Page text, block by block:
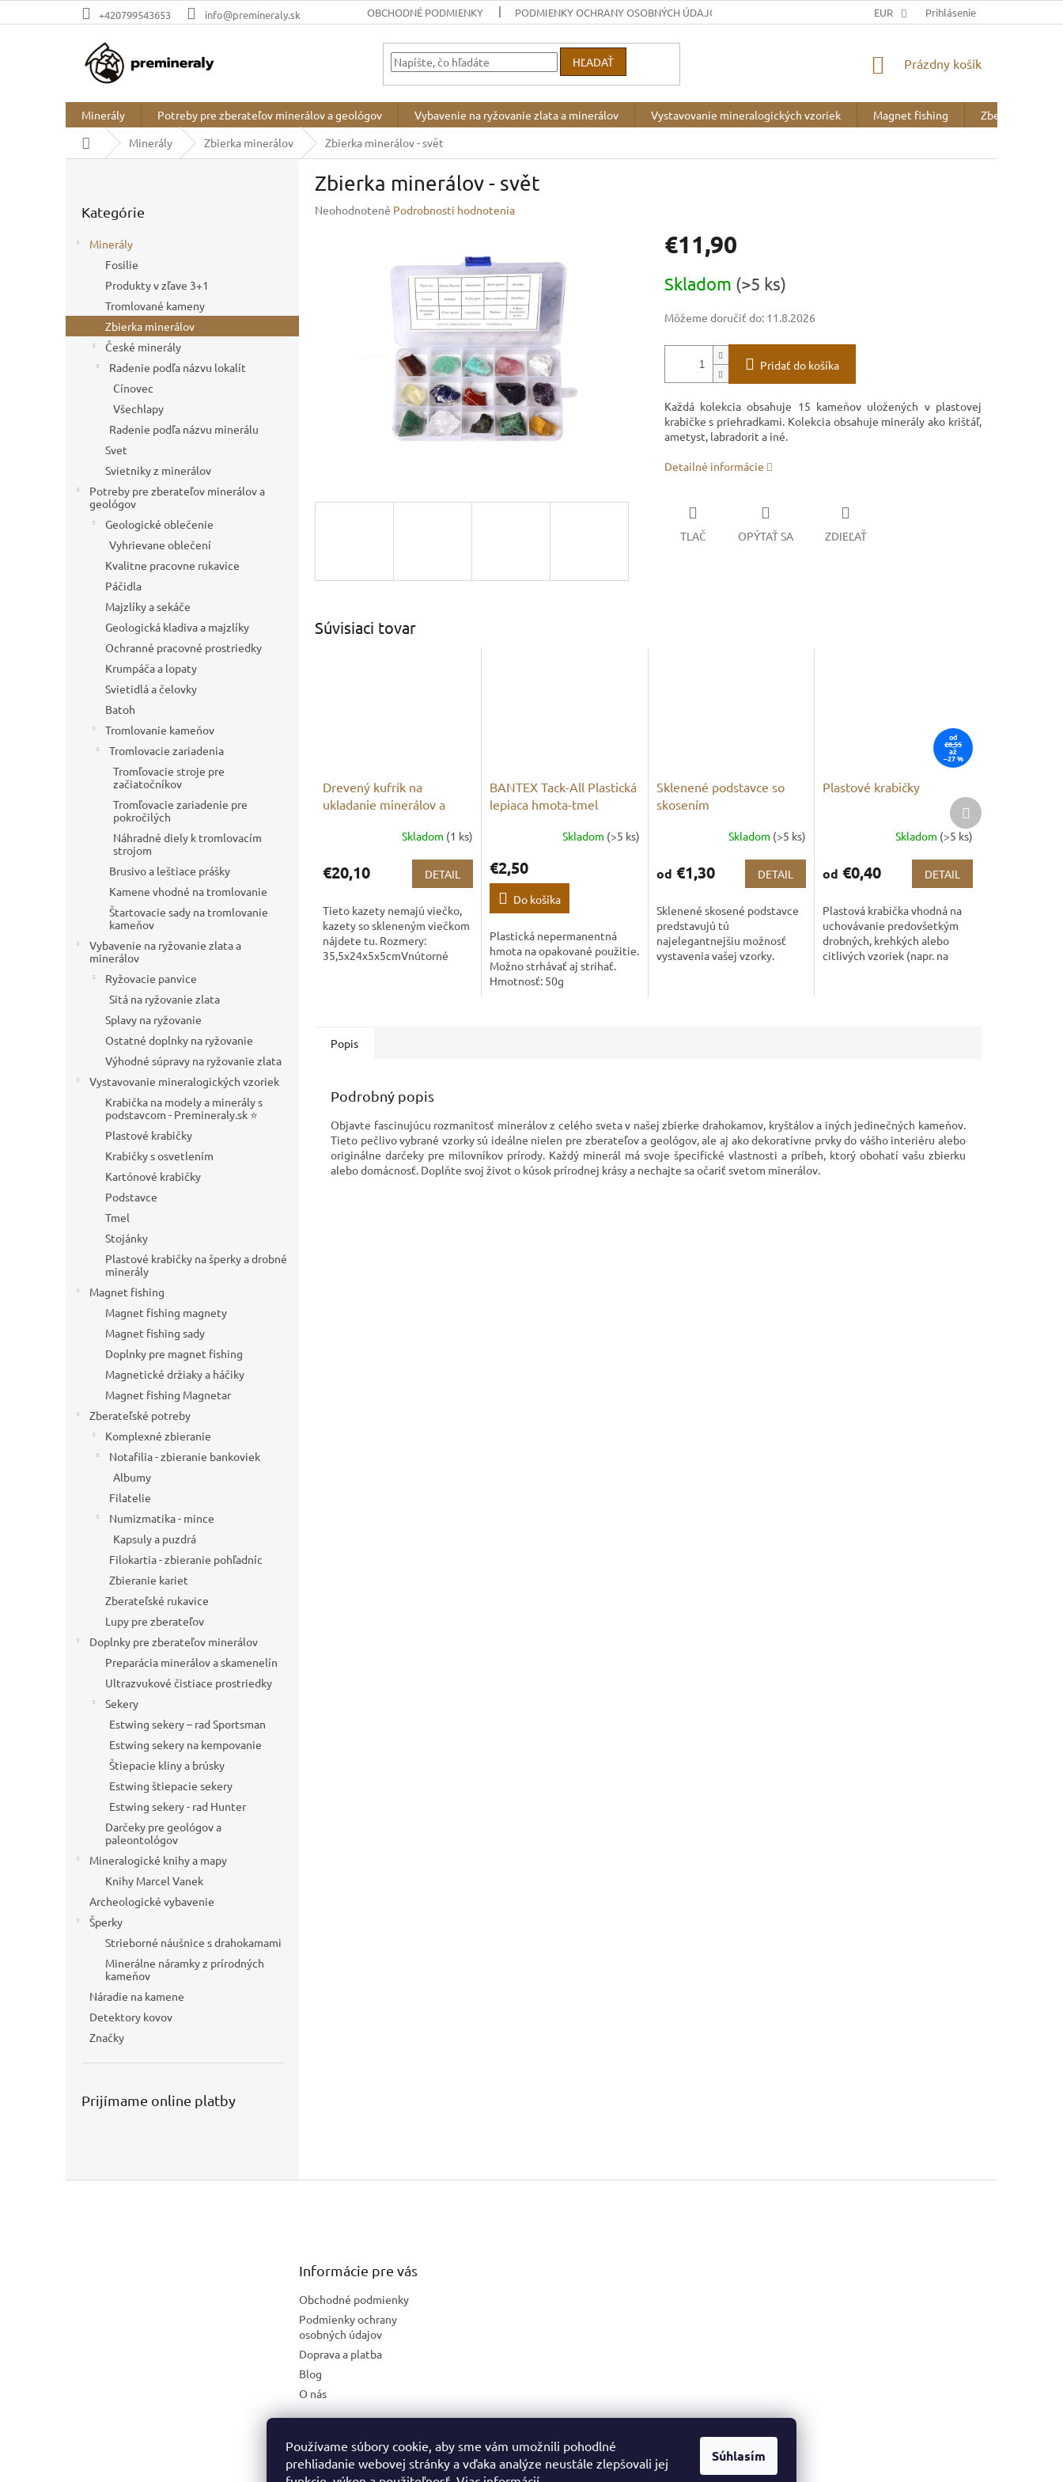
Používame súbory cookie, aby sme vám umožnili pohodlné
prehliadanie webovej stránky a vďaka analýze neustále zlepšovali jej
Súhlasím
na
+420799543653 info@premineraly.sk OBCHODNÉ PODMIENKY PODMIENKY OCHRANY OSOBNÝCH ÚDAJOV BLOG O NÁS
EUR Prihlásenie
HĽADAŤ
NÁKUPNÝ
Prázdny košík
Minerály Potreby pre zberateľov minerálov a geológov Vybavenie na ryžovanie zlata a minerálov Vystavovanie mineralogických vzoriek Magnet fishing
Zberateľské
DomovMinerály Zbierka minerálov Zbierka minerálov - svět
kategórie
Kategórie
Minerály
Fosilie
Produkty v zľave 3+1
Tromlované kameny
Zbierka minerálov
České minerály
Radenie podľa názvu lokalít
Cínovec
Všechlapy
Radenie podľa názvu minerálu
Svet
Svietniky z minerálov
Potreby pre zberateľov minerálov a
geológov
Geologické oblečenie
Vyhrievane oblečení
Kvalitne pracovne rukavice
Páčidla
Majzlíky a sekáče
Geologická kladiva a majzlíky
Ochranné pracovné prostriedky
Krumpáča a lopaty
Svietidlá a čelovky
Batoh
Tromlovanie kameňov
Tromlovacie zariadenia
Tromľovacie stroje pre
začiatočníkov
Tromľovacie zariadenie pre
pokročilých
Náhradné diely k tromlovacím
strojom
Brusivo a leštiace prášky
Kamene vhodné na tromlovanie
Štartovacie sady na tromlovanie
kameňov
Vybavenie na ryžovanie zlata a
minerálov
Ryžovacie panvice
Sitá na ryžovanie zlata
Splavy na ryžovanie
Ostatné doplnky na ryžovanie
Výhodné súpravy na ryžovanie zlata
Vystavovanie mineralogických vzoriek
Krabička na modely a minerály s
podstavcom - Premineraly.sk ⭐
Plastové krabičky
Krabičky s osvetlením
Kartónové krabičky
Podstavce
Tmel
Stojánky
Plastové krabičky na šperky a drobné
minerály
Magnet fishing
Magnet fishing magnety
Magnet fishing sady
Doplnky pre magnet fishing
Magnetické držiaky a háčiky
Magnet fishing Magnetar
Zberateľské potreby
Komplexné zbieranie
Notafilia - zbieranie bankoviek
Albumy
Filatelie
Numizmatika - mince
Kapsuly a puzdrá
Filokartia - zbieranie pohľadníc
Zbieranie kariet
Zberateľské rukavice
Lupy pre zberateľov
Doplnky pre zberateľov minerálov
Preparácia minerálov a skamenelín
Ultrazvukové čistiace prostriedky
Sekery
Estwing sekery – rad Sportsman
Estwing sekery na kempovanie
Štiepacie kliny a brúsky
Estwing štiepacie sekery
Estwing sekery - rad Hunter
Darčeky pre geológov a
paleontológov
Mineralogické knihy a mapy
Knihy Marcel Vanek
Archeologické vybavenie
Šperky
Strieborné náušnice s drahokamami
Minerálne náramky z prírodných
kameňov
Náradie na kamene
Detektory kovov
Značky
Prijímame online platby
Zbierka minerálov - svět
Priemerné
Neohodnotené Podrobnosti hodnotenia
€11,90
cena:
Skladom (>5 ks)
Môžeme doručiť do: 11.8.2026
Pridať do košíka
Každá kolekcia obsahuje 15 kameňov uložených v plastovej
krabičke s priehradkami. Kolekcia obsahuje minerály ako krištáľ,
ametyst, labradorit a iné.
Detailné informácie
TLAČ OPÝTAŤ SA ZDIEĽAŤ
Súvisiaci tovar
Drevený kufrík na
ukladanie minerálov a
Skladom (1 ks)
€20,10 DETAIL
Tieto kazety nemajú viečko,
kazety so skleneným viečkom
nájdete tu. Rozmery:
35,5x24x5x5cmVnútorné
BANTEX Tack-All Plastická
lepiaca hmota-tmel
Skladom (>5 ks)
€2,50
Do košíka
Plastická nepermanentná
hmota na opakované použitie.
Možno strhávať aj strihať.
Hmotnosť: 50g
Sklenené podstavce so
skosením
Skladom (>5 ks)
od €1,30 DETAIL
Sklenené skosené podstavce
predstavujú tú
najelegantnejšiu možnosť
vystavenia vašej vzorky.
od
€0,55
až
–27 %
Plastové krabičky
Skladom (>5 ks)
od €0,40 DETAIL
Plastová krabička vhodná na
uchovávanie predovšetkým
drobných, krehkých alebo
citlivých vzoriek (napr. na
Ďalší
produkt
Popis
Podrobný popis
Objavte fascinujúcu rozmanitosť minerálov z celého sveta v našej zbierke drahokamov, kryštálov a iných jedinečných kameňov.
Tieto pečlivo vybrané vzorky sú ideálne nielen pre zberateľov a geológov, ale aj ako dekoratívne prvky do vášho interiéru alebo
originálne darčeky pre milovníkov prírody. Každý minerál má svoje špecifické vlastnosti a príbeh, ktorý obohatí vašu zbierku
alebo domácnosť. Doplňte svoj život o kúsok prírodnej krásy a nechajte sa očariť svetom minerálov.
Informácie pre vás
Obchodné podmienky
Podmienky ochrany
osobných údajov
Doprava a platba
Blog
O nás
České stránky